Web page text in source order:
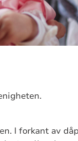
I forkant av